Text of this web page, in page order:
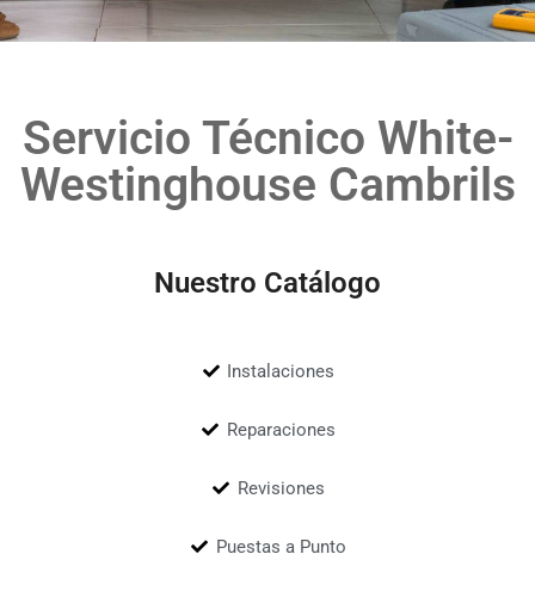
Servicio Técnico White-
Westinghouse Cambrils
Nuestro Catálogo
Instalaciones
Reparaciones
Revisiones
Puestas a Punto